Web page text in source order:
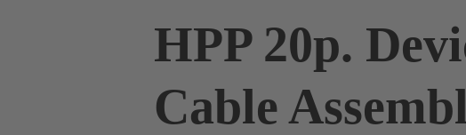
HPP 20p.
Cable